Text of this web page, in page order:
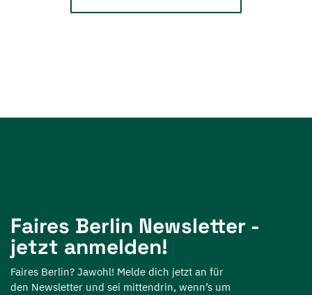
Faires Berlin Newsletter -
jetzt anmelden!
Faires Berlin? Jawohl! Melde dich jetzt an für
den Newsletter und sei mittendrin, wenn’s um